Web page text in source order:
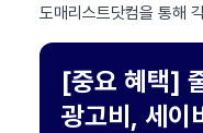
도매리스트닷컴을 통해
[중요 혜택]
광고비, 세이